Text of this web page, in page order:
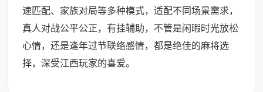
速匹配、家族对局等多种模式，适配不同场景需求，
真人对战公平公正，有挂辅助，不管是闲暇时光放松
心情，还是逢年过节联络感情，都是绝佳的麻将选
择，深受江西玩家的喜爱。